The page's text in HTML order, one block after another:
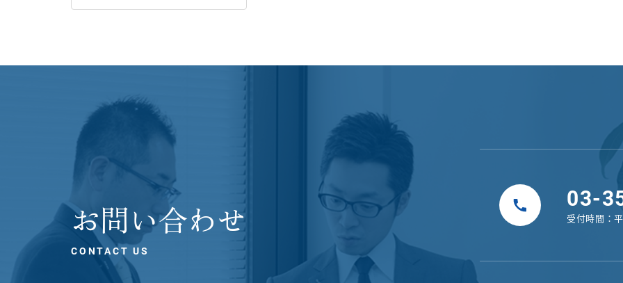
お問い合わせ
CONTACT US
03-
受付時間：